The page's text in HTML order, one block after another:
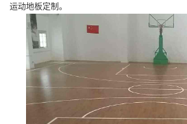
运动地板定制。